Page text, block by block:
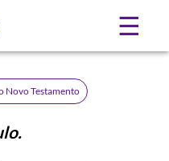
☰
Novo Testamento